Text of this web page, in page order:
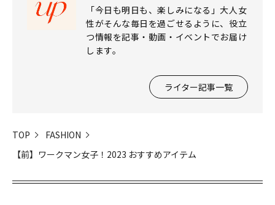
「今日も明日も、楽しみになる」大人女
性がそんな毎日を過ごせるように、役立
つ情報を記事・動画・イベントでお届け
します。
ライター記事一覧
TOP
FASHION
【前】ワークマン女子！2023 おすすめアイテム